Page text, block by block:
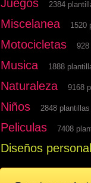
Juegos 2384
Miscelanea 1520
Motocicletas 928
Musica 1888
Naturaleza 9168
Niños 2848 plantillas
Peliculas 7408
Diseños